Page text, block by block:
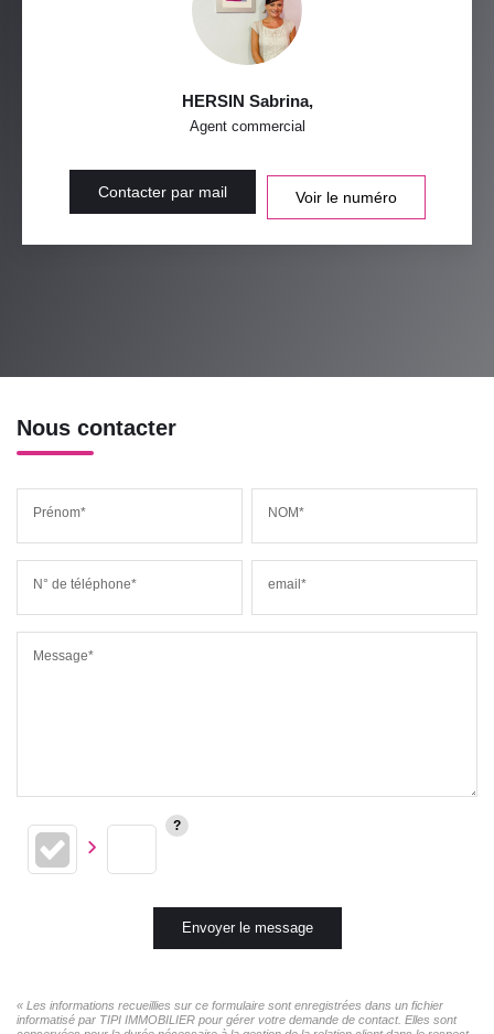
HERSIN Sabrina,
Agent commercial
Contacter par mail Voir le numéro
Nous contacter
Prénom* NOM*
N° de téléphone* email*
Message*
Envoyer le message
« Les informations recueillies sur ce formulaire sont enregistrées dans un fichier
informatisé par TIPI IMMOBILIER pour gérer votre demande de contact. Elles sont